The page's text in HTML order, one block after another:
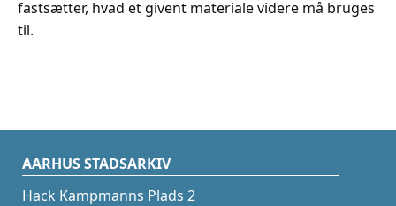
fastsætter, hvad et givent materiale videre må bruges
til.
AARHUS STADSARKIV
Hack Kampmanns Plads 2